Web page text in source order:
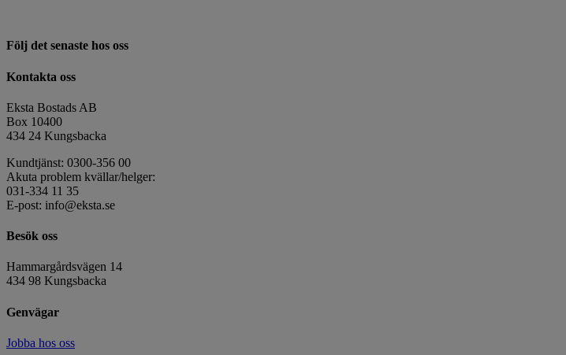
Följ det senaste hos oss
Kontakta oss
Eksta Bostads AB
Box 10400
434 24 Kungsbacka
Kundtjänst: 0300-356 00
Akuta problem kvällar/helger:
031-334 11 35
E-post: info@eksta.se
Besök oss
Hammargårdsvägen 14
434 98 Kungsbacka
Genvägar
Jobba hos oss